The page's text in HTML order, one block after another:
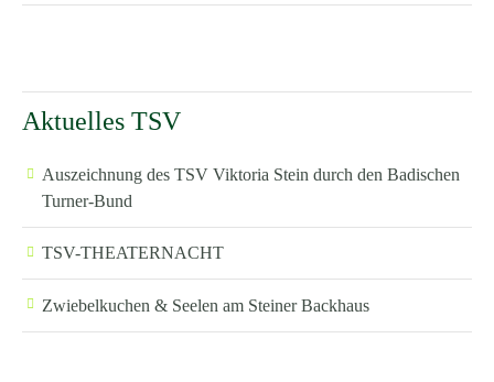
Aktuelles TSV
Auszeichnung des TSV Viktoria Stein durch den Badischen
Turner-Bund
TSV-THEATERNACHT
Zwiebelkuchen & Seelen am Steiner Backhaus